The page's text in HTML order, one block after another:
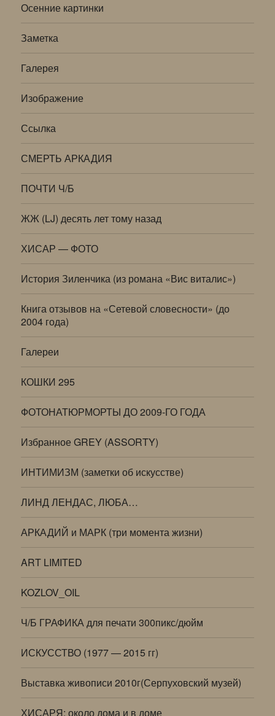
Осенние картинки
Заметка
Галерея
Изображение
Ссылка
СМЕРТЬ АРКАДИЯ
ПОЧТИ Ч/Б
ЖЖ (LJ) десять лет тому назад
ХИСАР — ФОТО
История Зиленчика (из романа «Вис виталис»)
Книга отзывов на «Сетевой словесности» (до
2004 года)
Галереи
КОШКИ 295
ФОТОНАТЮРМОРТЫ ДО 2009-ГО ГОДА
Избранное GREY (ASSORTY)
ИНТИМИЗМ (заметки об искусстве)
ЛИНД ЛЕНДАС, ЛЮБА…
АРКАДИЙ и МАРК (три момента жизни)
ART LIMITED
KOZLOV_OIL
Ч/Б ГРАФИКА для печати 300пикс/дюйм
ИСКУССТВО (1977 — 2015 гг)
Выставка живописи 2010г(Серпуховский музей)
ХИСАРЯ: около дома и в доме